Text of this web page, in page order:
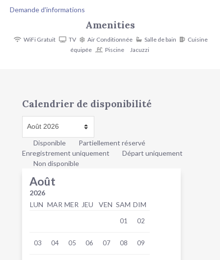
Demande d'informations
Amenities
WiFi Gratuit TV Air Conditionnée Salle de bain
Cuisine
équipée
Piscine Jacuzzi
Calendrier de disponibilité
Disponible
Partiellement réservé
Enregistrement uniquement
Départ uniquement
Non disponible
Août
2026
LUN MAR MER JEU VEN SAM DIM
01 02
03 04 05 06 07 08 09